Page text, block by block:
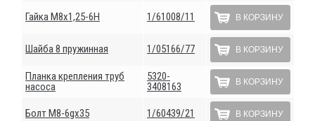
Гайка М8х1,25-6Н 1/61008/11 В КОРЗИНУ
Шайба 8 пружинная 1/05166/77 В КОРЗИНУ
Планка крепления труб
насоса
5320-
3408163
В КОРЗИНУ
Болт М8-6gх35 1/60439/21 В КОРЗИНУ